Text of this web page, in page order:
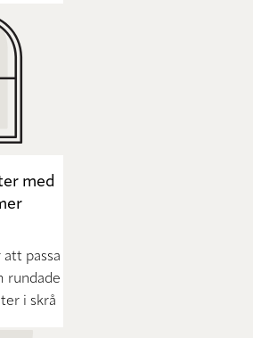
med
att passa
rundade
i skrå